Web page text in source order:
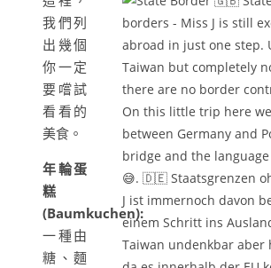
我們列
出幾個
你一定
要嚐試
看看的
美食。
年輪蛋
糕
(Baumkuchen):
一種由
糖、麵